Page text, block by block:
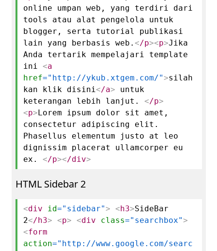
online umpan web, yang terdiri dari
tools atau alat pengelola untuk
blogger, serta tutorial publikasi
lain yang berbasis web. </p><p>Jika
Anda tertarik mempelajari template
ini <a
href="http://ykub.xtgem.com/">silah
kan klik disini </a> untuk
keterangan lebih lanjut. </p>
<p>Lorem ipsum dolor sit amet,
consectetur adipiscing elit.
Phasellus elementum justo at leo
dignissim placerat ullamcorper eu
ex. </p></div>
HTML Sidebar 2
<div id="sidebar"> <h3>SideBar
2</h3> <p> <div class="searchbox">
<form
action="http://www.google.com/searc